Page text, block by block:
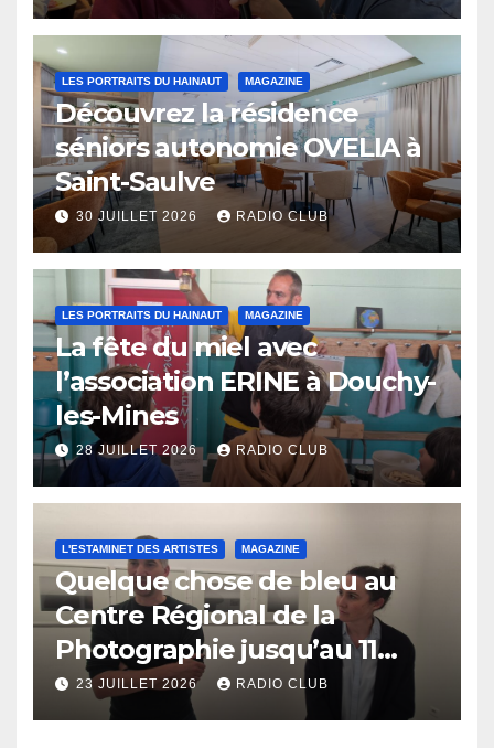
LES PORTRAITS DU HAINAUT MAGAZINE
Découvrez la résidence
séniors autonomie OVELIA à
Saint-Saulve
30 JUILLET 2026 RADIO CLUB
LES PORTRAITS DU HAINAUT MAGAZINE
La fête du miel avec
l’association ERINE à Douchy-
les-Mines
28 JUILLET 2026 RADIO CLUB
L'ESTAMINET DES ARTISTES MAGAZINE
Quelque chose de bleu au
Centre Régional de la
Photographie jusqu’au 11
octobre
23 JUILLET 2026 RADIO CLUB